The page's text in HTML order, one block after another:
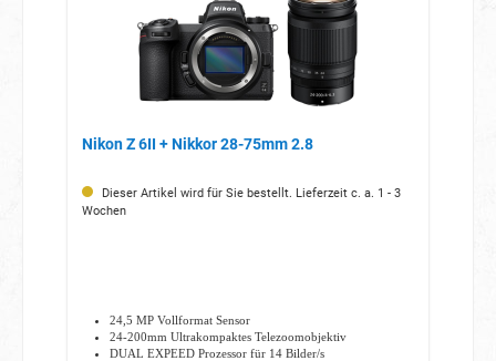
Nikon Z 6II + Nikkor 28-75mm 2.8
Dieser Artikel wird für Sie bestellt. Lieferzeit c. a. 1 - 3
Wochen
24,5 MP Vollformat Sensor
24-200mm Ultrakompaktes Telezoomobjektiv
DUAL EXPEED Prozessor für 14 Bilder/s